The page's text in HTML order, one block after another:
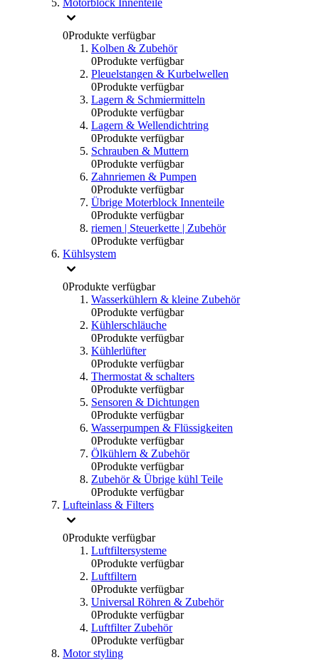
Motorblock Innenteile
0Produkte verfügbar
Kolben & Zubehör
0Produkte verfügbar
Pleuelstangen & Kurbelwellen
0Produkte verfügbar
Lagern & Schmiermitteln
0Produkte verfügbar
Lagern & Wellendichtring
0Produkte verfügbar
Schrauben & Muttern
0Produkte verfügbar
Zahnriemen & Pumpen
0Produkte verfügbar
Übrige Moterblock Innenteile
0Produkte verfügbar
riemen | Steuerkette | Zubehör
0Produkte verfügbar
Kühlsystem
0Produkte verfügbar
Wasserkühlern & kleine Zubehör
0Produkte verfügbar
Kühlerschläuche
0Produkte verfügbar
Kühlerlüfter
0Produkte verfügbar
Thermostat & schalters
0Produkte verfügbar
Sensoren & Dichtungen
0Produkte verfügbar
Wasserpumpen & Flüssigkeiten
0Produkte verfügbar
Ölkühlern & Zubehör
0Produkte verfügbar
Zubehör & Übrige kühl Teile
0Produkte verfügbar
Lufteinlass & Filters
0Produkte verfügbar
Luftfiltersysteme
0Produkte verfügbar
Luftfiltern
0Produkte verfügbar
Universal Röhren & Zubehör
0Produkte verfügbar
Luftfilter Zubehör
0Produkte verfügbar
Motor styling